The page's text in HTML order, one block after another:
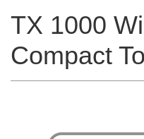
TX 1000
Compact